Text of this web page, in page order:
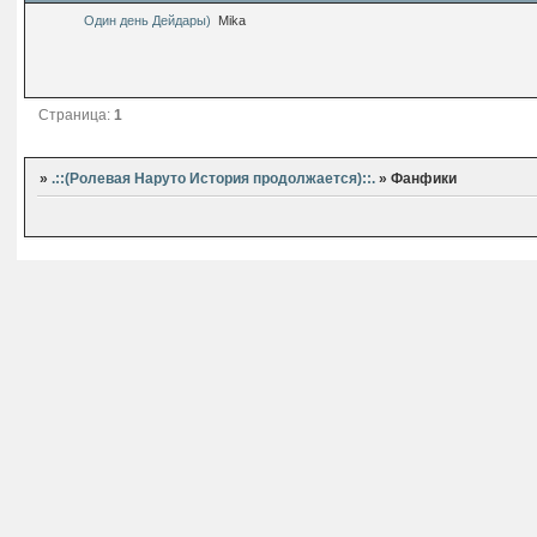
Один день Дейдары) Mika
Страница:1
».::(Ролевая Наруто История продолжается)::. »Фанфики